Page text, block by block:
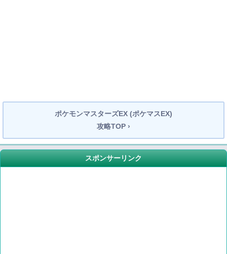
ポケモンマスターズEX (ポケマスEX)
攻略TOP ›
スポンサーリンク